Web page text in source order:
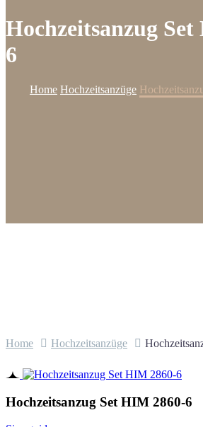
Hochzeitsanzug
6
Home Hochzeitsanzüge
Home Hochzeitsanzüge
Hochzeitsanzug Set HIM 2860-6